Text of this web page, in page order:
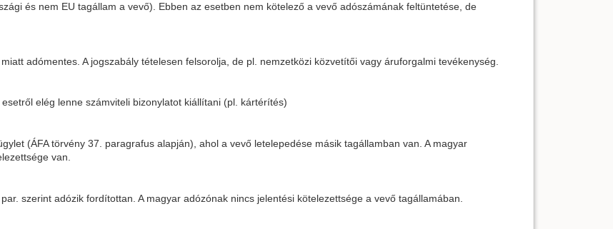
és nem EU tagállam a vevő). Ebben az esetben nem kötelező a vevő adószámának feltüntetése, de
adómentes. A jogszabály tételesen felsorolja, de pl. nemzetközi közvetítői vagy áruforgalmi tevékenység.
elég lenne számviteli bizonylatot kiállítani (pl. kártérítés)
(ÁFA törvény 37. paragrafus alapján), ahol a vevő letelepedése másik tagállamban van. A magyar
van.
szerint adózik fordítottan. A magyar adózónak nincs jelentési kötelezettsége a vevő tagállamában.